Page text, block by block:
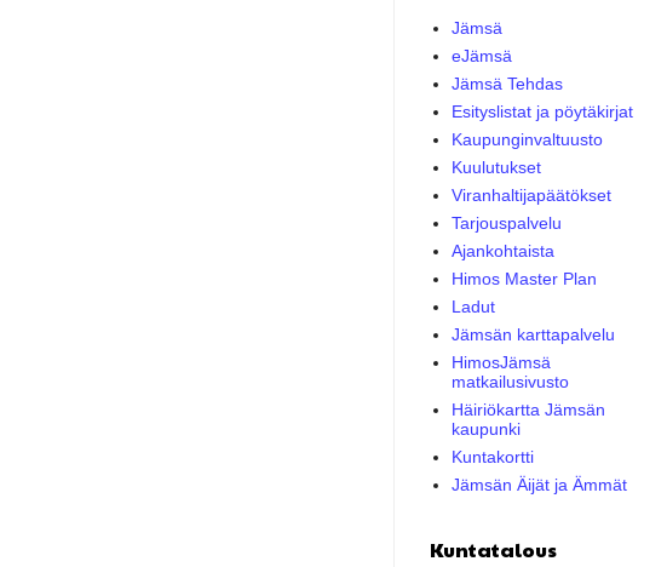
Jämsä
eJämsä
Jämsä Tehdas
Esityslistat ja pöytäkirjat
Kaupunginvaltuusto
Kuulutukset
Viranhaltijapäätökset
Tarjouspalvelu
Ajankohtaista
Himos Master Plan
Ladut
Jämsän karttapalvelu
HimosJämsä
matkailusivusto
Häiriökartta Jämsän
kaupunki
Kuntakortti
Jämsän Äijät ja Ämmät
Kuntatalous